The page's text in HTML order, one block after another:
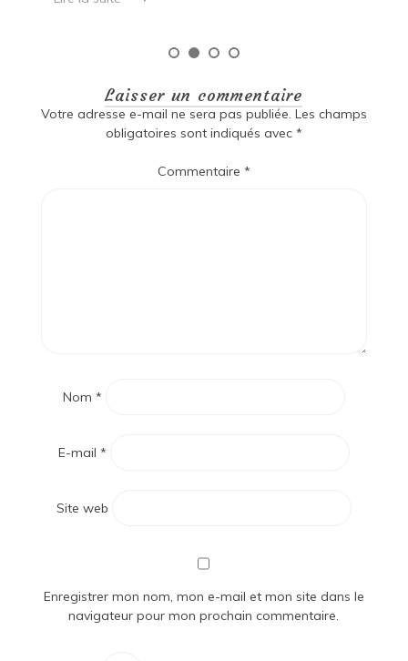
Laisser un commentaire
Votre adresse e-mail ne sera pas publiée. Les champs
obligatoires sont indiqués avec *
Commentaire *
Nom *
E-mail *
Site web
Enregistrer mon nom, mon e-mail et mon site dans le
navigateur pour mon prochain commentaire.